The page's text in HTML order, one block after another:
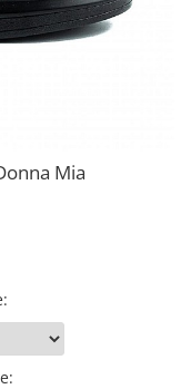
Mia
:
: